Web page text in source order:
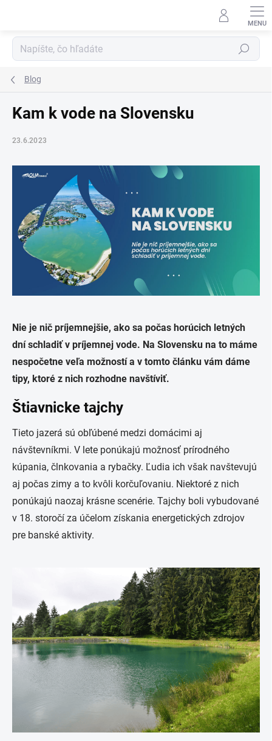
Hľadať
Blog
Kam k vode na Slovensku
23.6.2023
Nie je nič príjemnejšie, ako sa počas horúcich letných
dní schladiť v príjemnej vode. Na Slovensku na to máme
nespočetne veľa možností a v tomto článku vám dáme
tipy, ktoré z nich rozhodne navštíviť.
Štiavnicke tajchy
Tieto jazerá sú obľúbené medzi domácimi aj
návštevníkmi. V lete ponúkajú možnosť prírodného
kúpania, člnkovania a rybačky. Ľudia ich však navštevujú
aj počas zimy a to kvôli korčuľovaniu. Niektoré z nich
ponúkajú naozaj krásne scenérie. Tajchy boli vybudované
v 18. storočí za účelom získania energetických zdrojov
pre banské aktivity.